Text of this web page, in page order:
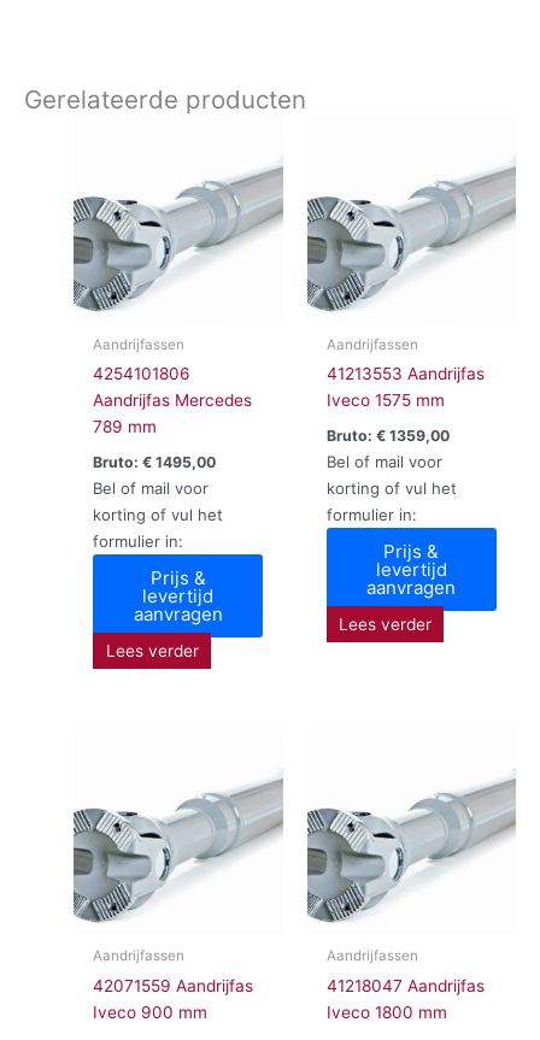
Gerelateerde producten
Aandrijfassen
4254101806
Aandrijfas Mercedes
789 mm
Bruto:€ 1495,00
Bel of mail voor
korting of vul het
formulier in:
Prijs &
levertijd
aanvragen
Lees verder
Aandrijfassen
41213553 Aandrijfas
Iveco 1575 mm
Bruto: €1359,00
Bel of mail voor
korting of vul het
formulier in:
Prijs &
levertijd
aanvragen
Lees verder
Aandrijfassen
42071559 Aandrijfas
Iveco 900 mm
Aandrijfassen
41218047 Aandrijfas
Iveco 1800 mm